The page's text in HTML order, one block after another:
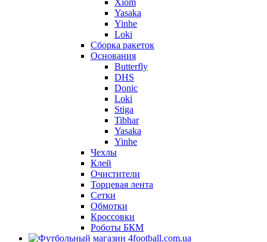
Yasaka
Yinhe
Loki
Сборка ракеток
Основания
Butterfly
DHS
Donic
Loki
Stiga
Tibhar
Yasaka
Yinhe
Чехлы
Клей
Очистители
Торцевая лента
Сетки
Обмотки
Кроссовки
Роботы БКМ